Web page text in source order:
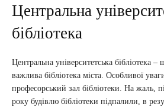
Центральна
бібліотека
Центральна університетська бібліотека
важлива бібліотека міста. Особливої
професорський зал бібліотеки. На жаль,
року будівлю бібліотеки підпалили, в